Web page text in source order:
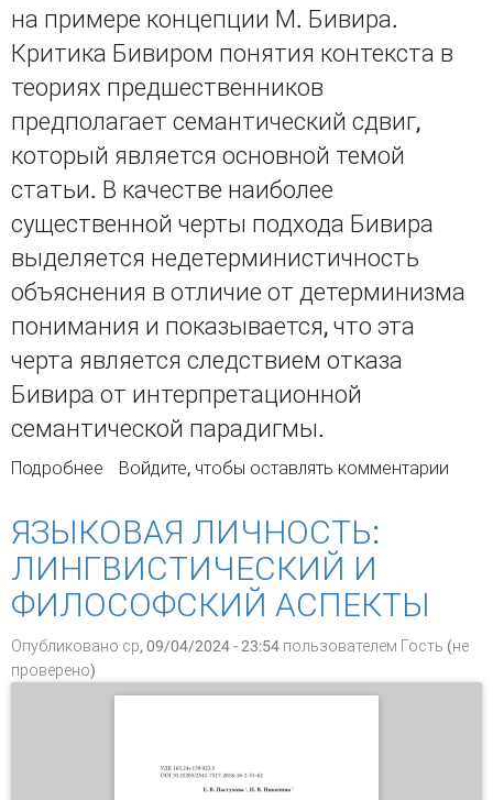
на примере концепции М. Бивира.
Критика Бивиром понятия контекста в
теориях предшественников
предполагает семантический сдвиг,
который является основной темой
статьи. В качестве наиболее
существенной черты подхода Бивира
выделяется недетерминистичность
объяснения в отличие от детерминизма
понимания и показывается, что эта
черта является следствием отказа
Бивира от интерпретационной
семантической парадигмы.
Подробнее о Понятие контекста в контекстуализме Марка
Войдите, чтобы оставлять комментарии
ЯЗЫКОВАЯ ЛИЧНОСТЬ:
ЛИНГВИСТИЧЕСКИЙ И
ФИЛОСОФСКИЙ АСПЕКТЫ
Опубликовано ср, 09/04/2024 - 23:54 пользователем Гость (не
проверено)